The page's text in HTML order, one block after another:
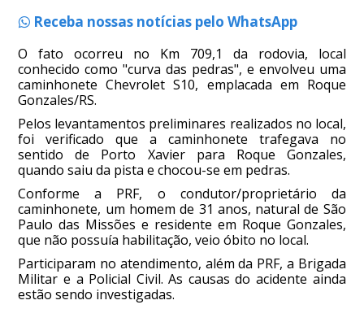
Receba nossas notícias pelo WhatsApp
O fato ocorreu no Km 709,1 da rodovia, local
conhecido como "curva das pedras", e envolveu uma
caminhonete Chevrolet S10, emplacada em Roque
Gonzales/RS.
Pelos levantamentos preliminares realizados no local,
foi verificado que a caminhonete trafegava no
sentido de Porto Xavier para Roque Gonzales,
quando saiu da pista e chocou-se em pedras.
Conforme a PRF, o condutor/proprietário da
caminhonete, um homem de 31 anos, natural de São
Paulo das Missões e residente em Roque Gonzales,
que não possuía habilitação, veio óbito no local.
Participaram no atendimento, além da PRF, a Brigada
Militar e a Policial Civil. As causas do acidente ainda
estão sendo investigadas.